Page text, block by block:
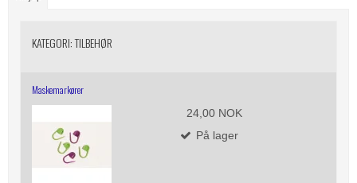
KATEGORI:TILBEHØR
Maskemarkører
24,00 NOK
På lager